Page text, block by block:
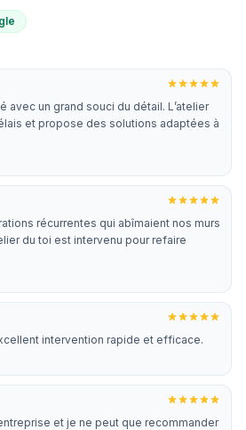
avec un grand souci du détail. L’atelier
et propose des solutions adaptées à
récurrentes qui abîmaient nos murs
du toi est intervenu pour refaire
intervention rapide et efficace.
et je ne peut que recommander